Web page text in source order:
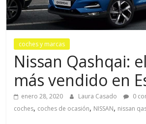
coches y marcas
Nissan Qashqai:
más vendido en
enero 28, 2020 Laura Casado
0
coches, coches de ocasión, NISSAN, nissan